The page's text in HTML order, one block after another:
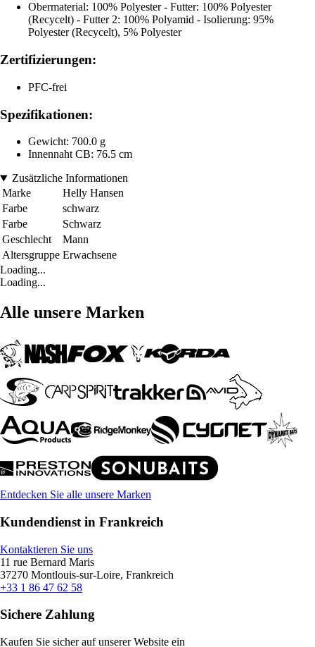
Obermaterial: 100% Polyester - Futter: 100% Polyester
(Recycelt) - Futter 2: 100% Polyamid - Isolierung: 95%
Polyester (Recycelt), 5% Polyester
Zertifizierungen:
PFC-frei
Spezifikationen:
Gewicht: 700.0 g
Innennaht CB: 76.5 cm
Zusätzliche Informationen
Marke
Helly Hansen
Farbe
schwarz
Farbe
Schwarz
Geschlecht
Mann
Altersgruppe Erwachsene
Loading...
Loading...
Alle unsere Marken
Entdecken Sie alle unsere Marken
Kundendienst in Frankreich
Kontaktieren Sie uns
11 rue Bernard Maris
37270 Montlouis-sur-Loire, Frankreich
+33 1 86 47 62 58
Sichere Zahlung
Kaufen Sie sicher auf unserer Website ein